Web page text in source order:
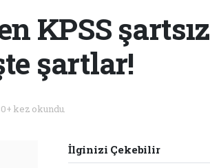
KPSS şartsız
şartlar!
kez okundu.
İlginizi Çekebilir